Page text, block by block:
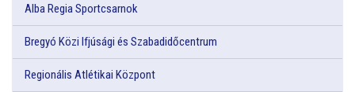
Alba Regia Sportcsarnok
Bregyó Közi Ifjúsági és Szabadidőcentrum
Regionális Atlétikai Központ